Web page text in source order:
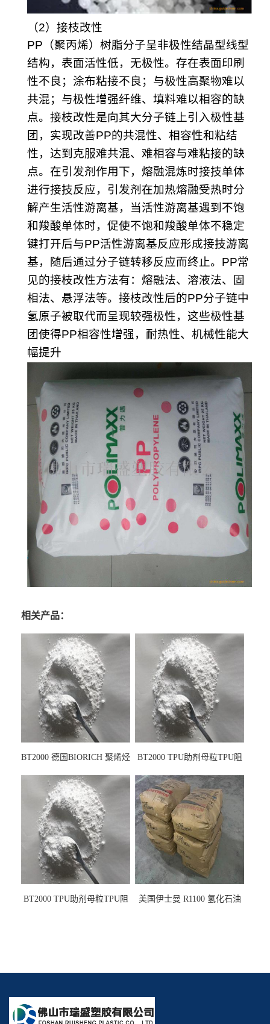
（2）接枝改性
PP（聚丙烯）树脂分子呈非极性结晶型线型
结构，表面活性低，无极性。存在表面印刷
性不良；涂布粘接不良；与极性高聚物难以
共混；与极性增强纤维、填料难以相容的缺
点。接枝改性是向其大分子链上引入极性基
团，实现改善PP的共混性、相容性和粘结
性，达到克服难共混、难相容与难粘接的缺
点。在引发剂作用下，熔融混炼时接技单体
进行接技反应，引发剂在加热熔融受热时分
解产生活性游离基，当活性游离基遇到不饱
和羧酸单体时，促使不饱和羧酸单体不稳定
键打开后与PP活性游离基反应形成接技游离
基，随后通过分子链转移反应而终止。PP常
见的接枝改性方法有：熔融法、溶液法、固
相法、悬浮法等。接枝改性后的PP分子链中
氢原子被取代而呈现较强极性，这些极性基
团使得PP相容性增强，耐热性、机械性能大
幅提升
相关产品：
BT2000 德国BIORICH 聚烯烃
墨阻燃剂 TPU抗黄变剂 抗黄
变耐黄剂
BT2000 TPU助剂母粒TPU阻
剂雾面滑剂防粘剂 TPU抗黄
变剂 抗黄变耐黄剂
BT2000 TPU助剂母粒TPU阻
美国伊士曼 R1100 氢化石油